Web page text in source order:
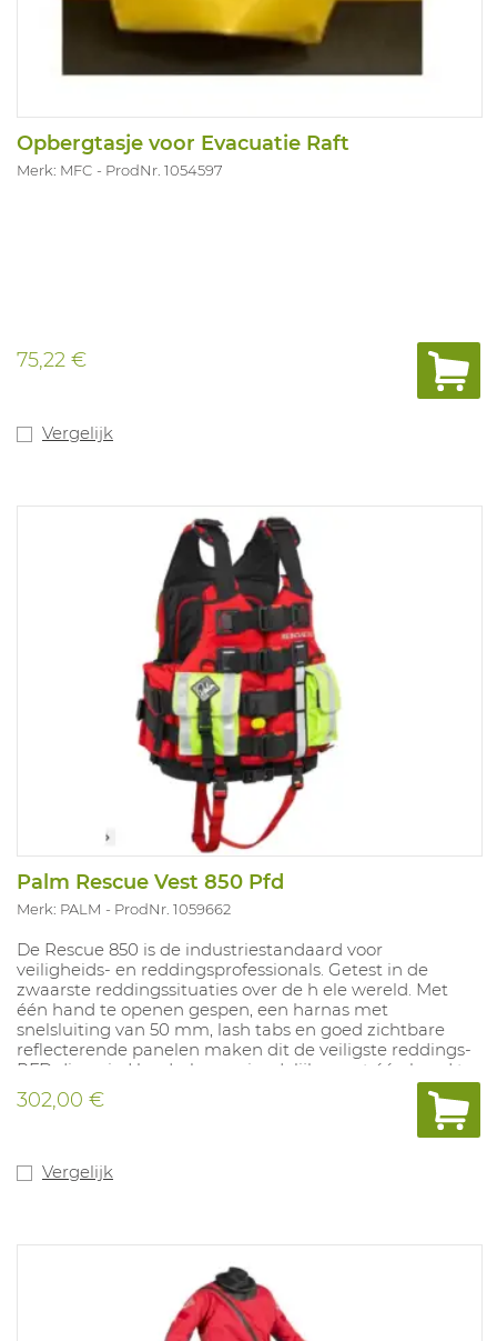
Opbergtasje voor Evacuatie Raft
Merk: MFC ProdNr. 1054597
75,22 €
Vergelijk
Palm Rescue Vest 850 Pfd
Merk: PALM ProdNr. 1059662
De Rescue 850 is de industriestandaard voor
veiligheids- en reddingsprofessionals. Getest in de
zwaarste reddingssituaties over de h ele wereld. Met
één hand te openen gespen, een harnas met
snelsluiting van 50 mm, lash tabs en goed zichtbare
reflecterende panelen maken dit de veiligste reddings-
PFD die er is. Handschoenvriendelijke, met één hand te
bedienen gespen aan de voorkant
302,00 €
Vergelijk